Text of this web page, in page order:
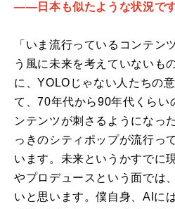
――日本も似たような状況です
「いま流行っているコンテン
う風に未来を考えていないも
に、YOLOじゃない人たちの
て、70年代から90年代くらい
ンテンツが刺さるようになっ
っきのシティポップが流行っ
います。未来というかすでに
やプロデュースという面では
いと思います。僕自身、AIに